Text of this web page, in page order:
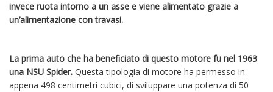
invece ruota intorno a un asse e viene alimentato grazie a
un’alimentazione con travasi.
La prima auto che ha beneficiato di questo motore fu nel 1963
una NSU Spider. Questa tipologia di motore ha permesso in
appena 498 centimetri cubici, di sviluppare una potenza di 50